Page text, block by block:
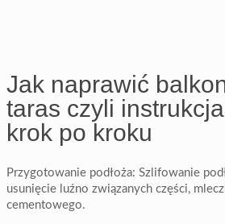
Jak naprawić
taras czyli
krok po kroku
Przygotowanie podłoża: Szlifowanie
usunięcie luźno związanych części,
cementowego.